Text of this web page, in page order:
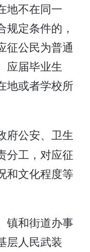
地不在同一
定条件的，
征公民为普通
应届毕业生
地或者学校所
府公安、卫生
分工，对应征
和文化程度等
镇和街道办事
层人民武装